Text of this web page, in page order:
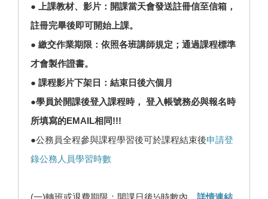
● 上課教材、影片：開課當天會發送註冊信至信箱，
註冊完畢後即可開始上課。
● 繳交作業期限：依照各班講師規定；通過課程標準
才會製作證書。
● 課程影片下架日：結束日後六個月
●學員於開課後登入課程時， 登入帳號務必與報名時
所填寫的EMAIL相同!!!
●公務員全程參與課程學習後可於課程結束後申請登
錄公務人員學習時數
(一)轉班或退費期限：開課日後⅓時數內， 詳情連結